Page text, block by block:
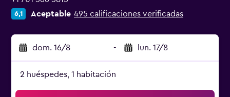
6,1 Aceptable 495 calificaciones verificadas
dom. 16/8 - lun. 17/8
2 huéspedes, 1 habitación